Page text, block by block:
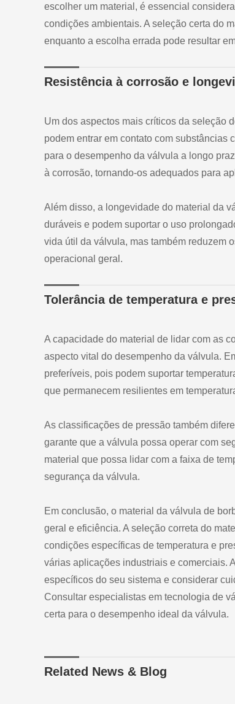
escolher um material, é essencial
condições ambientais. A seleção certa do
enquanto a escolha errada pode resultar
Resistência à corrosão e
Um dos aspectos mais críticos da seleção
podem entrar em contato com substâncias
para o desempenho da válvula a longo
à corrosão, tornando-os adequados para
Além disso, a longevidade do material da
duráveis e podem suportar o uso
vida útil da válvula, mas também reduzem
operacional geral.
Tolerância de temperatura e
A capacidade do material de lidar com as
aspecto vital do desempenho da válvula.
preferíveis, pois podem suportar
que permanecem resilientes em
As classificações de pressão também
garante que a válvula possa operar com
material que possa lidar com a faixa de
segurança da válvula.
Em conclusão, o material da válvula de
geral e eficiência. A seleção correta do
condições específicas de temperatura e
várias aplicações industriais e comerciais.
específicos do seu sistema e considerar
Consultar especialistas em tecnologia de
certa para o desempenho ideal da válvula.
Related News & Blog